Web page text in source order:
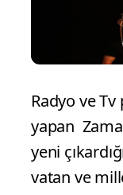
Radyo ve
yapan
yeni
vatan ve